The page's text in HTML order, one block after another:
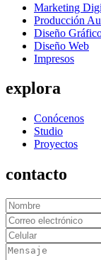
Marketing
Producción
Diseño
Diseño Web
Impresos
explora
Conócenos
Studio
Proyectos
contacto